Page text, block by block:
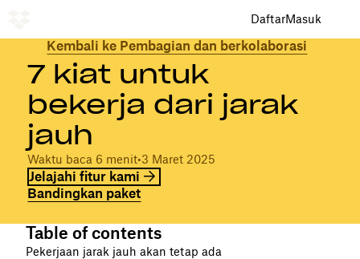
DaftarMasuk
Kembali ke Pembagian dan berkolaborasi
7 kiat untuk
bekerja dari jarak
jauh
Waktu baca 6 menit•3 Maret 2025
Jelajahi fitur kami
Bandingkan paket
Table of contents
Pekerjaan jarak jauh akan tetap ada